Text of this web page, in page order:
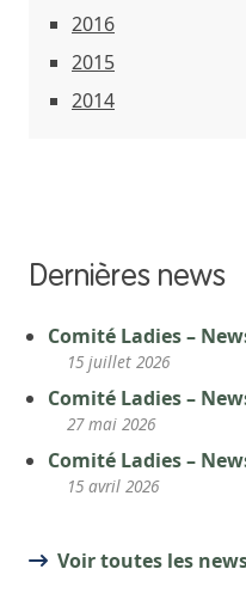
2016
2015
2014
Dernières news
Comité Ladies –
15 juillet 2026
Comité Ladies –
27 mai 2026
Comité Ladies –
15 avril 2026
Voir toutes les